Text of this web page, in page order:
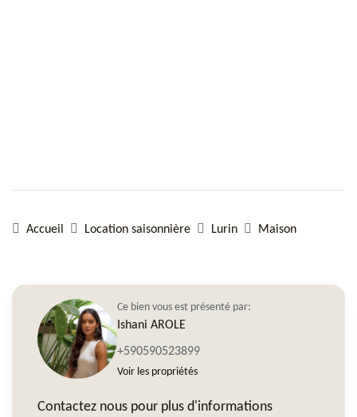
Accueil Location saisonnière Lurin Maison
Ce bien vous est présenté par:
Ishani AROLE
+590590523899
Voir les propriétés
Contactez nous pour plus d'informations